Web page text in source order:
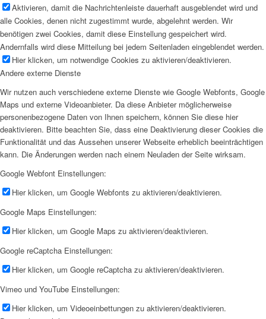
Aktivieren, damit die Nachrichtenleiste dauerhaft ausgeblendet wird und
alle Cookies, denen nicht zugestimmt wurde, abgelehnt werden. Wir
benötigen zwei Cookies, damit diese Einstellung gespeichert wird.
Andernfalls wird diese Mitteilung bei jedem Seitenladen eingeblendet werden.
Hier klicken, um notwendige Cookies zu aktivieren/deaktivieren.
Andere externe Dienste
Wir nutzen auch verschiedene externe Dienste wie Google Webfonts, Google
Maps und externe Videoanbieter. Da diese Anbieter möglicherweise
personenbezogene Daten von Ihnen speichern, können Sie diese hier
deaktivieren. Bitte beachten Sie, dass eine Deaktivierung dieser Cookies die
Funktionalität und das Aussehen unserer Webseite erheblich beeinträchtigen
kann. Die Änderungen werden nach einem Neuladen der Seite wirksam.
Google Webfont Einstellungen:
Hier klicken, um Google Webfonts zu aktivieren/deaktivieren.
Google Maps Einstellungen:
Hier klicken, um Google Maps zu aktivieren/deaktivieren.
Google reCaptcha Einstellungen:
Hier klicken, um Google reCaptcha zu aktivieren/deaktivieren.
Vimeo und YouTube Einstellungen:
Hier klicken, um Videoeinbettungen zu aktivieren/deaktivieren.